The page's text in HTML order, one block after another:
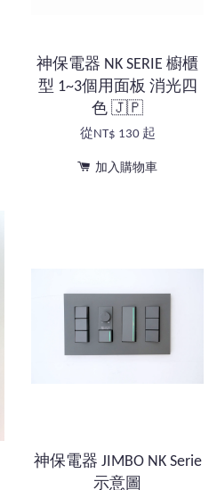
神保電器 NK SERIE 櫥櫃
型 1~3個用面板 消光四
色 🇯🇵
從NT$ 130 起
加入購物車
神保電器 JIMBO NK Serie
示意圖